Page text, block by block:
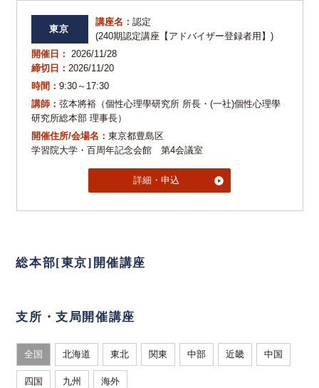
東京
講座名： 認定
(240期認定講座【アドバイザー登録者用】)
開催日： 2026/11/28
締切日： 2026/11/20
時間： 9:30～17:30
講師： 弦本將裕（個性心理學研究所 所長・(一社)個性心理學
研究所総本部 理事長）
開催住所/会場名： 東京都豊島区
学習院大学・百周年記念会館 第4会議室
詳細・申込
総本部[東京]開催講座
支所・支局開催講座
全国 北海道 東北 関東 中部 近畿 中国
四国 九州 海外